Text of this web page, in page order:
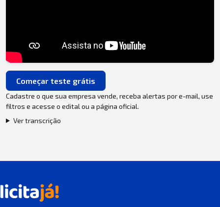
Começar teste grátis
Cadastre o que sua empresa vende, receba alertas por e-mail, use
filtros e acesse o edital ou a página oficial.
Ver transcrição